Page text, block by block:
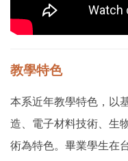
教學特色
本系近年教學特色，以
造、電子材料技術、生
術為特色。畢業學生在